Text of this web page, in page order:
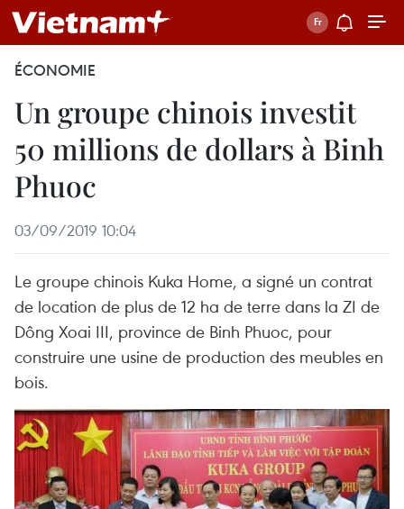
ÉCONOMIE
Un groupe chinois investit
50 millions de dollars à Binh
Phuoc
03/09/2019 10:04
Le groupe chinois Kuka Home, a signé un contrat
de location de plus de 12 ha de terre dans la ZI de
Dông Xoai III, province de Binh Phuoc, pour
construire une usine de production des meubles en
bois.